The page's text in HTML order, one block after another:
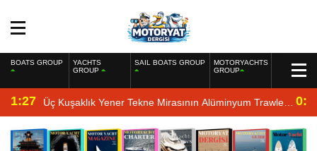
BOATS GROUP
YACHTS
GROUP
SAIL BOATS GROUP
MOTORYACHTS
GROUP
1:27 Üç Kuşaklık Yener Tekne Mirasının Alüminyum Trawler
Yorumu